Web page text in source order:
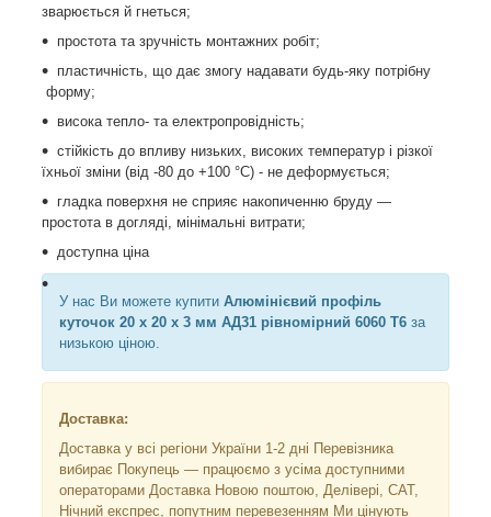
зварюється й гнеться;
простота та зручність монтажних робіт;
пластичність, що дає змогу надавати будь-яку потрібну
форму;
висока тепло- та електропровідність;
стійкість до впливу низьких, високих температур і різкої
їхньої зміни (від -80 до +100 °C) - не деформується;
гладка поверхня не сприяє накопиченню бруду —
простота в догляді, мінімальні витрати;
доступна ціна
У нас Ви можете купити Алюмінієвий профіль
куточок 20 х 20 х 3 мм АД31 рівномірний 6060 Т6 за
низькою ціною.
Доставка:
Доставка у всі регіони України 1-2 дні Перевізника
вибирає Покупець — працюємо з усіма доступними
операторами Доставка Новою поштою, Делівері, САТ,
Нічний експрес, попутним перевезенням Ми цінують